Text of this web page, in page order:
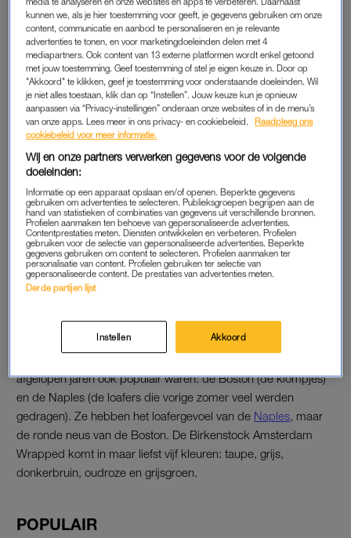
Amsterdam vooral aanvoelde als een slof, is de Wrapped
meer een loafer.
Amsterdam (links), Amsterdam Wrapped (rechts)
afgelopen jaren ook populair waren: de Boston (de klompjes)
en de Naples (de loafers die vorige zomer veel werden
gedragen). Ze hebben het loafergevoel van de Naples, maar
de ronde neus van de Boston. De Birkenstock Amsterdam
Wrapped komt in maar liefst vijf kleuren: taupe, grijs,
donkerbruin, oudroze en grijsgroen.
POPULAIR
kunnen we, als je hier toestemming voor geeft, je gegevens gebruiken om onze
content, communicatie en aanbod te personaliseren en je relevante
advertenties te tonen, en voor marketingdoeleinden delen met 4
mediapartners. Ook content van 13 externe platformen wordt enkel getoond
met jouw toestemming. Geef toestemming of stel je eigen keuze in. Door op
"Akkoord" te klikken, geef je toestemming voor onderstaande doeleinden. Wil
je niet alles toestaan, klik dan op “Instellen”. Jouw keuze kun je opnieuw
aanpassen via “Privacy-instellingen” onderaan onze websites of in de menu’s
van onze apps. Lees meer in ons privacy- en cookiebeleid.
Raadpleeg ons
cookiebeleid voor meer informatie.
Wij en onze partners verwerken gegevens voor de volgende
doeleinden:
Informatie op een apparaat opslaan en/of openen. Beperkte gegevens
gebruiken om advertenties te selecteren. Publieksgroepen begrijpen aan de
hand van statistieken of combinaties van gegevens uit verschillende bronnen.
Profielen aanmaken ten behoeve van gepersonaliseerde advertenties.
Contentprestaties meten. Diensten ontwikkelen en verbeteren. Profielen
gebruiken voor de selectie van gepersonaliseerde advertenties. Beperkte
gegevens gebruiken om content te selecteren. Profielen aanmaken ter
personalisatie van content. Profielen gebruiken ter selectie van
gepersonaliseerde content. De prestaties van advertenties meten.
Derde partijen lijst
Instellen Akkoord